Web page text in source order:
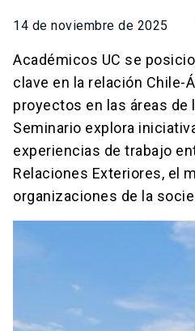
14 de noviembre de 2025
Académicos UC se
clave en la relación Chile-
proyectos en las áreas de
Seminario explora
experiencias de trabajo
Relaciones Exteriores, el
organizaciones de la